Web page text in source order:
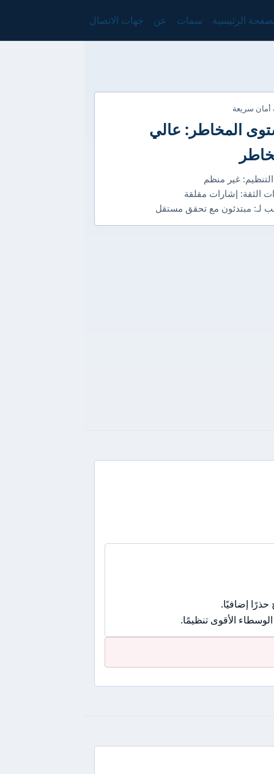
الرئيسية سمات عن جهات الاتصال
أمان سريعة
المخاطر: عالي
غير منظم
الثقة: إشارات مقلقة
لـ: مبتدئون مع تحقق مستقل
إضافيًا.
الأقوى تنظيمًا.